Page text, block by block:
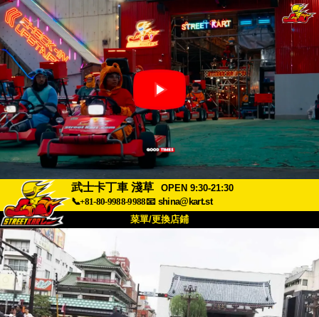
武士卡丁車 淺草
OPEN 9:30-21:30
📞+81-80-9988-9988📧 shina@kart.st
菜單/更換店鋪
關於我們 價格
交通資訊 顧客評價 常見問題